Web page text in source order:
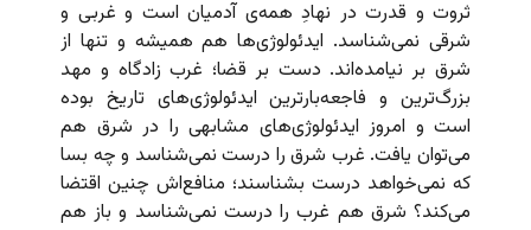
ثروت و قدرت در نهادِ همه‌ی آدمیان است و غربی و
شرقی نمی‌شناسد. ایدئولوژی‌ها هم همیشه و تنها از
شرق بر نیامده‌اند. دست بر قضا؛ غرب زادگاه و مهد
بزرگ‌ترین و فاجعه‌بارترین ایدئولوژی‌های تاریخ بوده
است و امروز ایدئولوژی‌های مشابهی را در شرق هم
می‌توان یافت. غرب شرق را درست نمی‌شناسد و چه بسا
که نمی‌خواهد درست بشناسند؛ منافع‌‌اش چنین اقتضا
می‌کند؟ شرق هم غرب را درست نمی‌شناسد و باز هم